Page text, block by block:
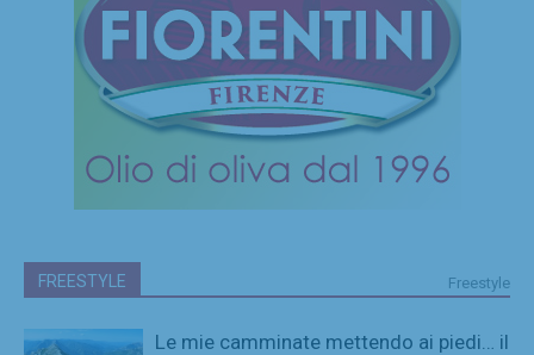
FREESTYLE Freestyle
Le mie camminate mettendo ai piedi… il